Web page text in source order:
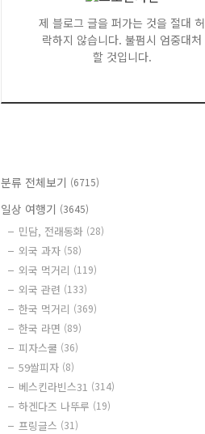
제 블로그 글을 퍼가는 것을 절대 허
락하지 않습니다. 불펌시 엄중대처
할 것입니다.
분류 전체보기 (6715)
일상 여행기 (3645)
민담, 전래동화 (28)
외국 과자 (58)
외국 먹거리 (119)
외국 관련 (133)
한국 먹거리 (369)
한국 라면 (89)
피자스쿨 (36)
59쌀피자 (8)
베스킨라빈스31 (314)
하겐다즈 나뚜루 (19)
프링글스 (31)